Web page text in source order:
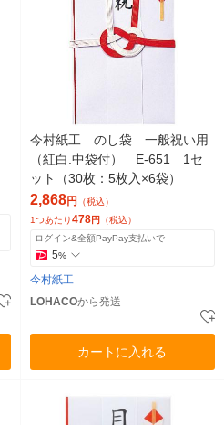
今村紙工 のし袋 一般祝い用
（紅白.中袋付） E-651 1セ
ット（30枚：5枚入×6袋）
2,868円 （税込）
1つあたり478円 （税込）
ログイン&全額PayPay支払いで
5%
今村紙工
LOHACOから発送
カートに入れる